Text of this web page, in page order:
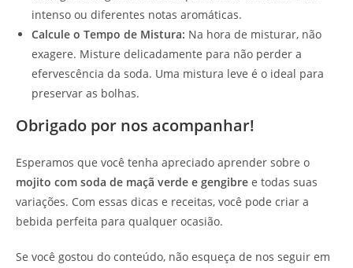
intenso ou diferentes notas aromáticas.
Calcule o Tempo de Mistura: Na hora de misturar, não
exagere. Misture delicadamente para não perder a
efervescência da soda. Uma mistura leve é o ideal para
preservar as bolhas.
Obrigado por nos acompanhar!
Esperamos que você tenha apreciado aprender sobre o
mojito com soda de maçã verde e gengibre e todas suas
variações. Com essas dicas e receitas, você pode criar a
bebida perfeita para qualquer ocasião.
Se você gostou do conteúdo, não esqueça de nos seguir em